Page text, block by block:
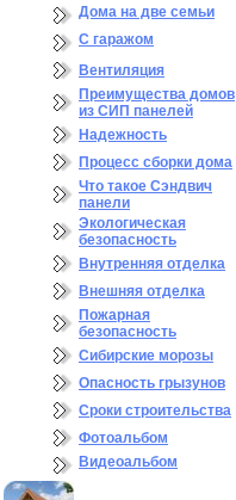
Дома на две семьи
С гаражом
Вентиляция
Преимущества домов
из СИП панелей
Надежность
Процесс сборки дома
Что такое Сэндвич
панели
Экологическая
безопасность
Внутренняя отделка
Внешняя отделка
Пожарная
безопасность
Сибирские морозы
Опасность грызунов
Сроки строительства
Фотоальбом
Видеоальбом